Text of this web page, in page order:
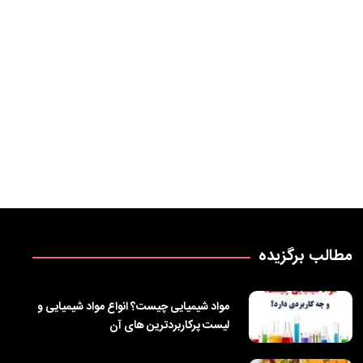
مطالب برگزیده
مواد شیمیایی چیست؟ انواع مواد شیمیایی و
لیست پرکاربردترین‌ های آن